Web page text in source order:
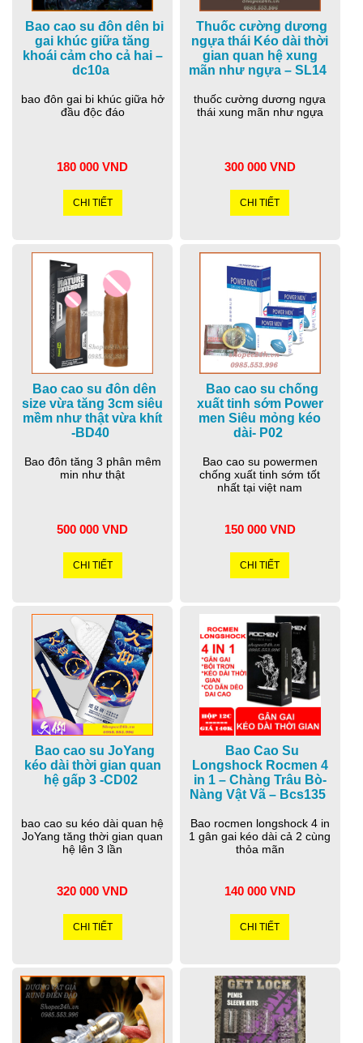
Bao cao su đôn dên bi
gai khúc giữa tăng
khoái cảm cho cả hai –
dc10a
bao đôn gai bi khúc giữa hở
đầu độc đáo
180 000 VND
CHI TIẾT
Thuốc cường dương
ngựa thái Kéo dài thời
gian quan hệ xung
mãn như ngựa – SL14
thuốc cường dương ngựa
thái xung mãn như ngựa
300 000 VND
CHI TIẾT
Bao cao su đôn dên
size vừa tăng 3cm siêu
mềm như thật vừa khít
-BD40
Bao đôn tăng 3 phân mêm
min như thật
500 000 VND
CHI TIẾT
Bao cao su chống
xuất tinh sớm Power
men Siêu mỏng kéo
dài- P02
Bao cao su powermen
chống xuất tinh sớm tốt
nhất tại việt nam
150 000 VND
CHI TIẾT
Bao cao su JoYang
kéo dài thời gian quan
hệ gấp 3 -CD02
bao cao su kéo dài quan hệ
JoYang tăng thời gian quan
hệ lên 3 lần
320 000 VND
CHI TIẾT
Bao Cao Su
Longshock Rocmen 4
in 1 – Chàng Trâu Bò-
Nàng Vật Vã – Bcs135
Bao rocmen longshock 4 in
1 gân gai kéo dài cả 2 cùng
thỏa mãn
140 000 VND
CHI TIẾT